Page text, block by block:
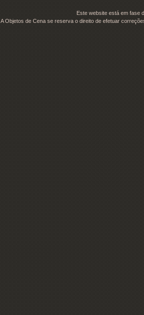
Este website está em fase
A Objetos de Cena se reserva o direito de efetuar